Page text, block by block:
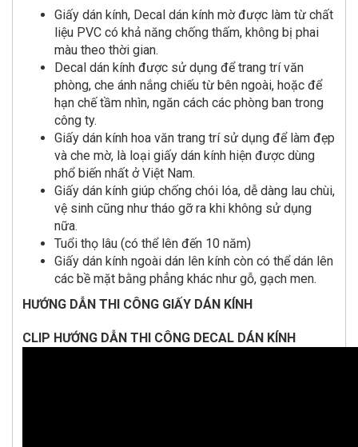
Giấy dán kính, Decal dán kính mờ được làm từ chất
liệu PVC có khả năng chống thấm, không bị phai
màu theo thời gian.
Decal dán kính được sử dụng để trang trí văn
phòng, che ánh nắng chiếu từ bên ngoài, hoặc để
hạn chế tầm nhìn, ngăn cách các phòng ban trong
công ty.
Giấy dán kính hoa văn trang trí sử dụng để làm đẹp
và che mờ, là loại giấy dán kính hiện được dùng
phổ biến nhất ở Việt Nam.
Giấy dán kính giúp chống chói lóa, dễ dàng lau chùi,
vệ sinh cũng như tháo gỡ ra khi không sử dụng
nữa.
Tuổi thọ lâu (có thể lên đến 10 năm)
Giấy dán kính ngoài dán lên kính còn có thể dán lên
các bề mặt bằng phẳng khác như gỗ, gạch men.
HƯỚNG DẪN THI CÔNG GIẤY DÁN KÍNH
CLIP HƯỚNG DẪN THI CÔNG DECAL DÁN KÍNH